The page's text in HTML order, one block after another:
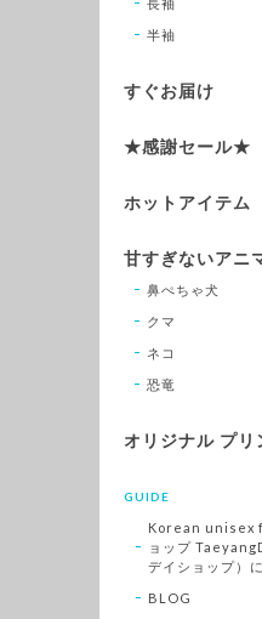
半袖
すぐお届け
★感謝セール★
ホットアイテム
甘すぎないアニ
鼻ぺちゃ犬
クマ
ネコ
恐竜
オリジナル プリ
GUIDE
Korean unisex
ョップ
デイショップ）
BLOG